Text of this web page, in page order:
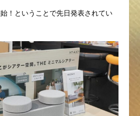
！ということで先日発表されてい